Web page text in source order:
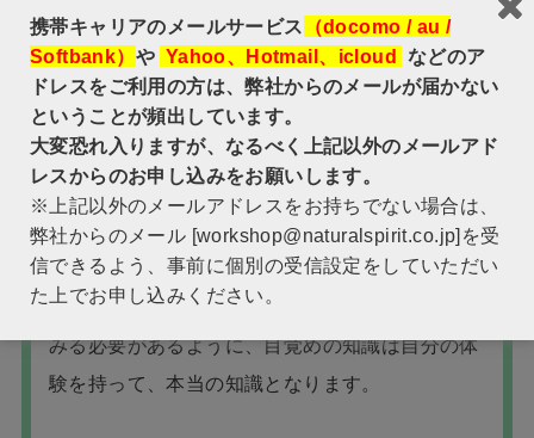
こうした思いは以前、私自身も抱えていたもので
あり、だからこそ、目覚め(悟り)の知識と体験が
融合した、アハ体験を誘発する会を作りたい。と
そう考えました。
ケーキの味を知るためには、ケーキの味の説明が
されている本を読むだけではなく、実際に食べて
みる必要があるように、目覚めの知識は自分の体
験を持って、本当の知識となります。
携帯キャリアのメールサービス （docomo / au /
Softbank） や Yahoo、Hotmail、icloud などのア
ドレスをご利用の方は、弊社からのメールが届かない
ということが頻出しています。
大変恐れ入りますが、なるべく上記以外のメールアド
レスからのお申し込みをお願いします。
※上記以外のメールアドレスをお持ちでない場合は、
弊社からのメール [workshop@naturalspirit.co.jp]を受
信できるよう、事前に個別の受信設定をしていただい
た上でお申し込みください。